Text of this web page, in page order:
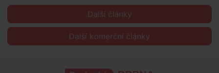
Další články
Další komerční články